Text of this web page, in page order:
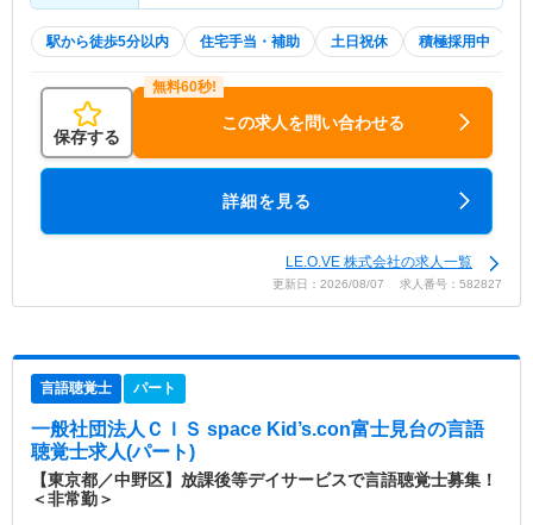
駅から徒歩5分以内 住宅手当・補助 土日祝休 積極採用中
保存する
この求人を問い合わせる
詳細を見る
LE.O.VE 株式会社の求人一覧
更新日：2026/08/07 求人番号：582827
言語聴覚士 パート
一般社団法人ＣＩＳ space Kid’s.con富士見台の言語
聴覚士求人(パート)
【東京都／中野区】放課後等デイサービスで言語聴覚士募集！
＜非常勤＞